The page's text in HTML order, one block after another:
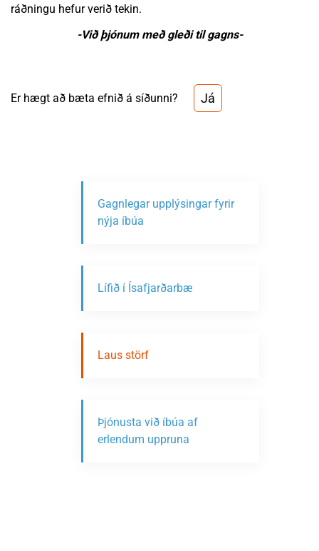
ráðningu hefur verið tekin.
-Við þjónum með gleði til gagns-
Er hægt að bæta efnið á síðunni? Já
Gagnlegar upplýsingar fyrir
nýja íbúa
Lífið í Ísafjarðarbæ
Laus störf
Þjónusta við íbúa af
erlendum uppruna